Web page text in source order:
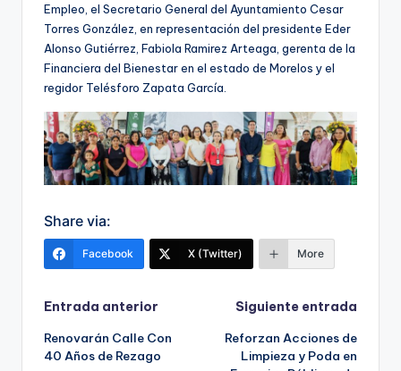
Empleo, el Secretario General del Ayuntamiento Cesar
Torres González, en representación del presidente Eder
Alonso Gutiérrez, Fabiola Ramirez Arteaga, gerenta de la
Financiera del Bienestar en el estado de Morelos y el
regidor Telésforo Zapata García.
Share via:
Facebook X (Twitter) More
Navegación
de
Entrada anterior
Renovarán Calle Con
40 Años de Rezago
Siguiente entrada
Reforzan Acciones de
Limpieza y Poda en